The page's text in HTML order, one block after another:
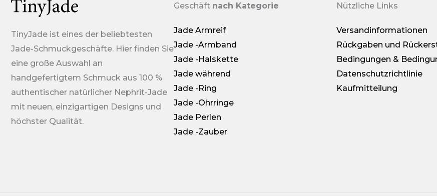
TinyJade ist eines der beliebtesten
Jade-Schmuckgeschäfte. Hier finden Sie
eine große Auswahl an
handgefertigtem Schmuck aus 100 %
authentischer natürlicher Nephrit-Jade
mit neuen, einzigartigen Designs und
höchster Qualität.
Geschäft nach Kategorie
Jade Armreif
Jade -Armband
Jade -Halskette
Jade während
Jade -Ring
Jade -Ohrringe
Jade Perlen
Jade -Zauber
Nützliche Links
Versandinformationen
Rückgaben und
Bedingungen &
Datenschutzrichtlinie
Kaufmitteilung